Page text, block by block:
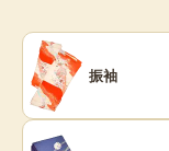
振袖